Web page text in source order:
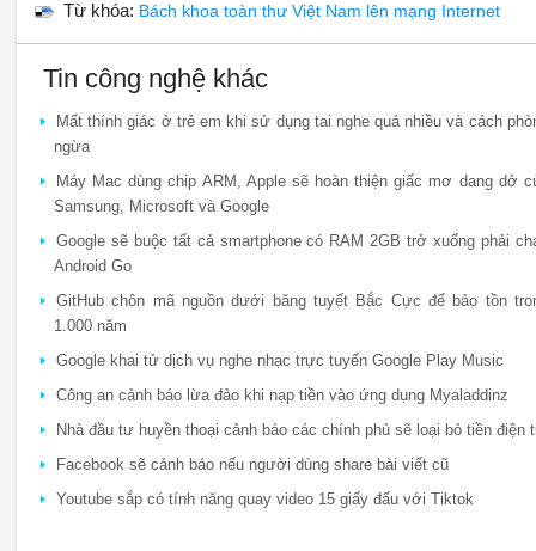
Từ khóa: Bách khoa toàn thư Việt Nam lên mạng Internet
Tin công nghệ khác
Mất thính giác ở trẻ em khi sử dụng tai nghe quá nhiều và cách
ngừa
Máy Mac dùng chip ARM, Apple sẽ hoàn thiện giấc mơ dang dở
Samsung, Microsoft và Google
Google sẽ buộc tất cả smartphone có RAM 2GB trở xuống phải
Android Go
GitHub chôn mã nguồn dưới băng tuyết Bắc Cực để bảo tồn
1.000 năm
Google khai tử dịch vụ nghe nhạc trực tuyến Google Play Music
Công an cảnh báo lừa đảo khi nạp tiền vào ứng dụng Myaladdinz
Nhà đầu tư huyền thoại cảnh báo các chính phủ sẽ loại bỏ tiền điện
Facebook sẽ cảnh báo nếu người dùng share bài viết cũ
Youtube sắp có tính năng quay video 15 giấy đấu với Tiktok